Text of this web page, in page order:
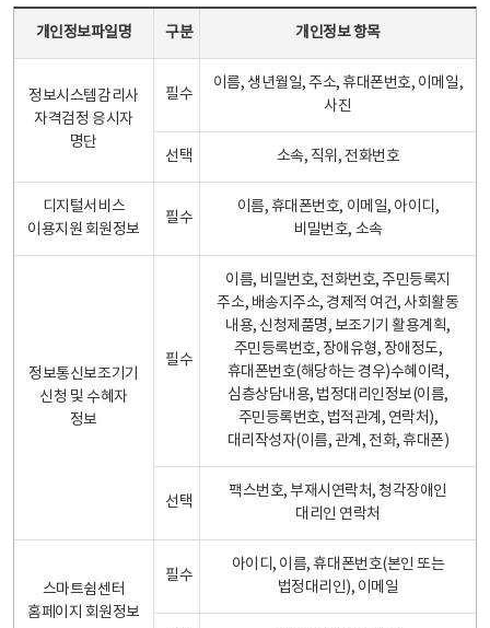
개인정보파일명 구분 개인정보 항목
정보시스템감리사
자격검정 응시자
명단
필수
이름, 생년월일, 주소, 휴대폰번호, 이메일,
사진
선택 소속, 직위, 전화번호
디지털서비스
이용지원 회원정보
필수
이름, 휴대폰번호, 이메일, 아이디,
비밀번호, 소속
정보통신보조기기
신청 및 수혜자
정보
필수
이름, 비밀번호, 전화번호, 주민등록지
주소, 배송지주소, 경제적 여건, 사회활동
내용, 신청제품명, 보조기기 활용계획,
주민등록번호, 장애유형, 장애정도,
휴대폰번호(해당하는 경우)수혜이력,
심층상담내용, 법정대리인정보(이름,
주민등록번호, 법적관계, 연락처),
대리작성자(이름, 관계, 전화, 휴대폰)
선택
팩스번호, 부재시연락처, 청각장애인
대리인 연락처
스마트쉼센터
홈페이지 회원정보
필수
아이디, 이름, 휴대폰번호(본인 또는
법정대리인), 이메일